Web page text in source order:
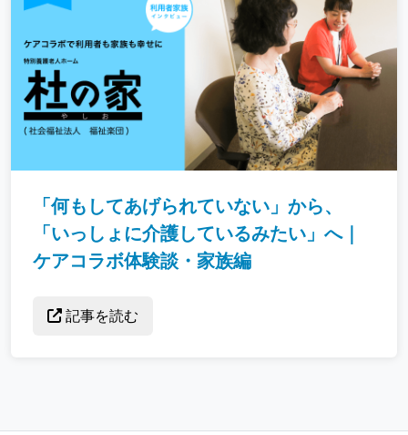
「何もしてあげられていない」から、
「いっしょに介護しているみたい」へ｜
ケアコラボ体験談・家族編
記事を読む